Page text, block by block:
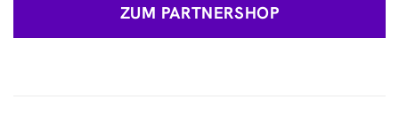
ZUM PARTNERSHOP